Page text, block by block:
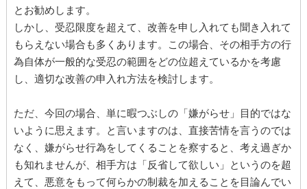
とお勧めします。
しかし、受忍限度を超えて、改善を申し入れても聞き入れて
もらえない場合も多くあります。この場合、その相手方の行
為自体が一般的な受忍の範囲をどの位超えているかを考慮
し、適切な改善の申入れ方法を検討します。
ただ、今回の場合、単に暇つぶしの「嫌がらせ」目的ではな
いように思えます。と言いますのは、直接苦情を言うのでは
なく、嫌がらせ行為をしてくることを察すると、考え過ぎか
も知れませんが、相手方は「反省して欲しい」というのを超
えて、悪意をもって何らかの制裁を加えることを目論んでい